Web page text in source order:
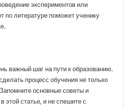
экспериментов или
по литературе поможет ученику
важный шаг на пути к образованию.
процесс обучения не только
основные советы и
этой статье, и не спешите с